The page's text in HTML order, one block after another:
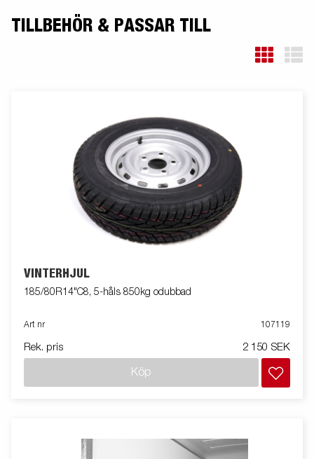
TILLBEHÖR & PASSAR TILL
VINTERHJUL
185/80R14"C8, 5-håls 850kg odubbad
Art nr 107119
Rek. pris 2 150 SEK
Köp